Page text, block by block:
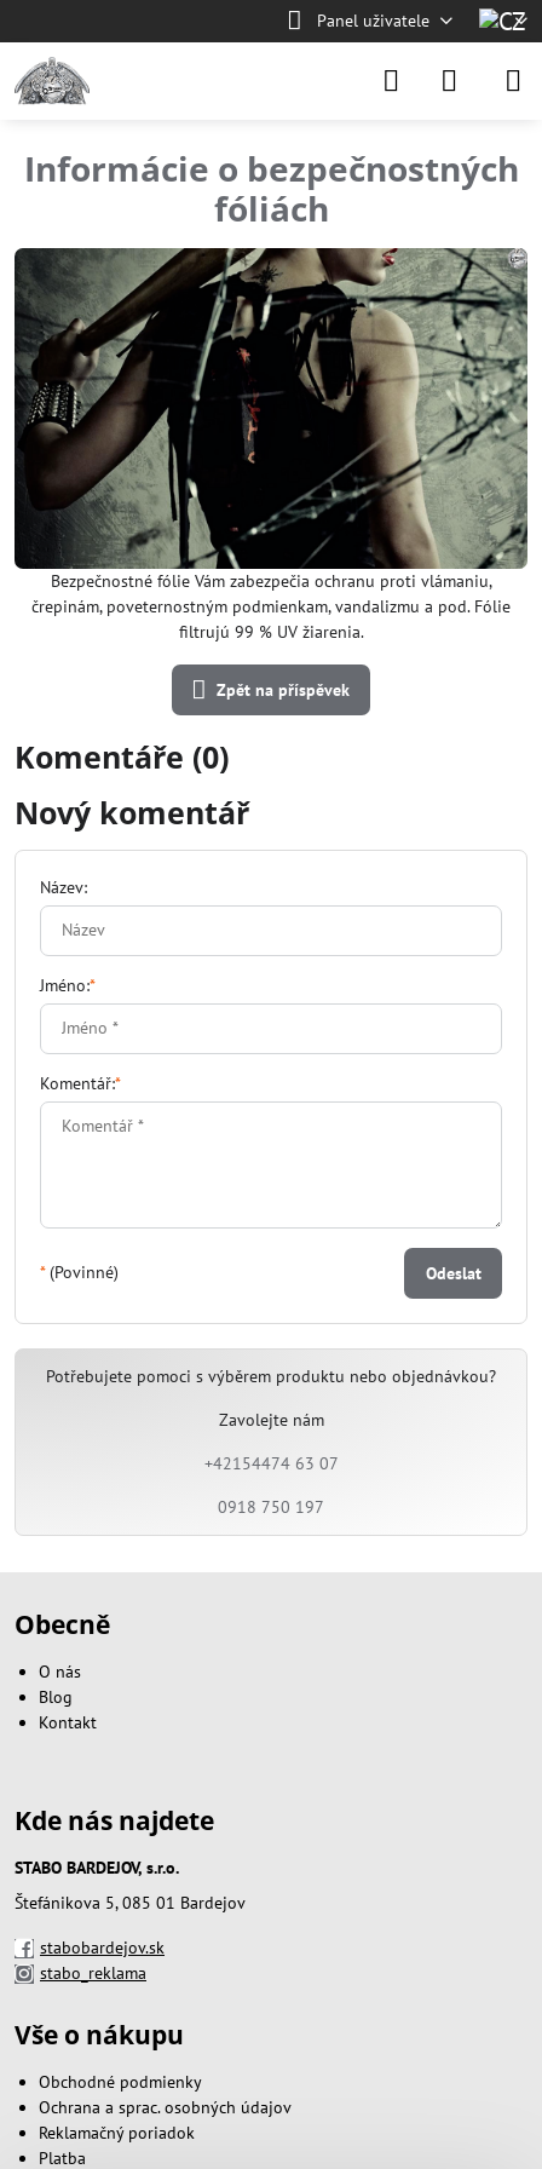
Panel uživatele
Informácie o bezpečnostných
fóliách
Bezpečnostné fólie Vám zabezpečia ochranu proti vlámaniu,
črepinám, poveternostným podmienkam, vandalizmu a pod. Fólie
filtrujú 99 % UV žiarenia.
Zpět na příspěvek
Komentáře (0)
Nový komentář
Název:
Jméno:*
Komentář:*
*(Povinné) Odeslat
Potřebujete pomoci s výběrem produktu nebo objednávkou?
Zavolejte nám
+42154474 63 07
0918 750 197
Obecně
O nás
Blog
Kontakt
Kde nás najdete
STABO BARDEJOV, s.r.o.
Štefánikova 5, 085 01 Bardejov
stabobardejov.sk
stabo_reklama
Vše o nákupu
Obchodné podmienky
Ochrana a sprac. osobných údajov
Reklamačný poriadok
Platba